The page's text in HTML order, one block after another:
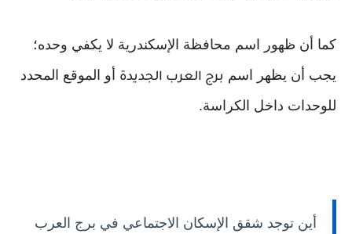
كما أن ظهور اسم محافظة الإسكندرية لا يكفي وحده؛
يجب أن يظهر اسم برج العرب الجديدة
أو الموقع المحدد
للوحدات داخل الكراسة.
أين توجد شقق الإسكان الاجتماعي في برج العرب